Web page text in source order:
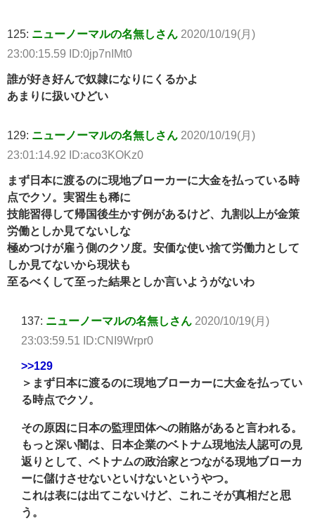
125: ニューノーマルの名無しさん 2020/10/19(月)
23:00:15.59 ID:0jp7nIMt0
誰が好き好んで奴隷になりにくるかよ
あまりに扱いひどい
129: ニューノーマルの名無しさん 2020/10/19(月)
23:01:14.92 ID:aco3KOKz0
まず日本に渡るのに現地ブローカーに大金を払っている時
点でクソ。実習生も稀に
技能習得して帰国後生かす例があるけど、九割以上が金策
労働としか見てないしな
極めつけが雇う側のクソ度。安価な使い捨て労働力として
しか見てないから現状も
至るべくして至った結果としか言いようがないわ
137: ニューノーマルの名無しさん 2020/10/19(月)
23:03:59.51 ID:CNI9Wrpr0
>>129
＞まず日本に渡るのに現地ブローカーに大金を払ってい
る時点でクソ。
その原因に日本の監理団体への賄賂があると言われる。
もっと深い闇は、日本企業のベトナム現地法人認可の見
返りとして、ベトナムの政治家とつながる現地ブローカ
ーに儲けさせないといけないというやつ。
これは表には出てこないけど、これこそが真相だと思
う。